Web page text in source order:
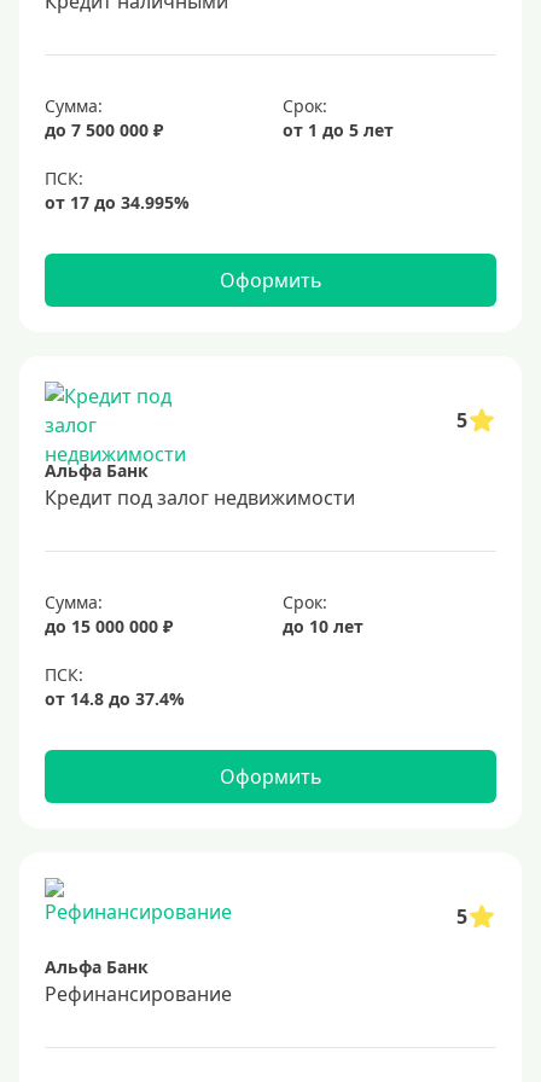
7%
8%
9%
11%
12%
14%
15%
16%
17%
20%
Сумма
1000000 руб
1200000 руб
1300000 руб
1500000 руб
1600000 руб
Сумма:
до 7 500 000 ₽
Срок:
от 1 до 5 лет
Оформить
5
Альфа Банк
Кредит под залог недвижимости
Сумма:
до 15 000 000 ₽
Срок:
до 10 лет
Оформить
5
Альфа Банк
Рефинансирование